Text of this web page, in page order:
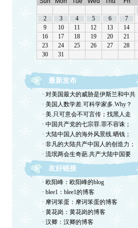
最新发布
· 对美国最大的威胁是伊斯兰和中共
· 美国人数学差.可科学家多.Why？
· 美.只可意会不可言传；找黑人走
· 中国共产党的七宗罪.罪不容诛；
· 大陆中国人的海外风景线.晒钱；
· 非凡的大陆共产中国人的创造力；
· 流氓两会生奇葩.共产大陆中国要
友好链接
· 欧阳峰：欧阳峰的blog
· blee1：blee1的博客
· 摩诃笨蛋：摩诃笨蛋的博客
· 黄花岗：黄花岗的博客
· 汉卿：汉卿的博客